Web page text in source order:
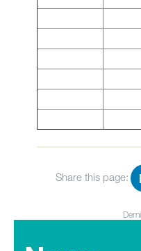
Share this page: